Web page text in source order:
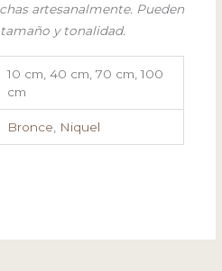
artesanalmente. Pueden
y tonalidad.
10 cm, 40 cm, 70 cm, 100
cm
Bronce Niquel